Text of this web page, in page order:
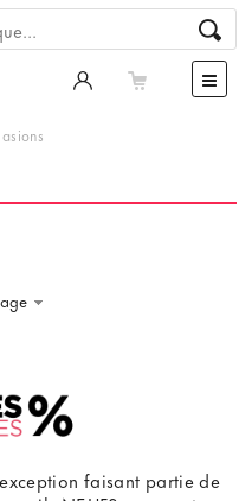
faisant partie de